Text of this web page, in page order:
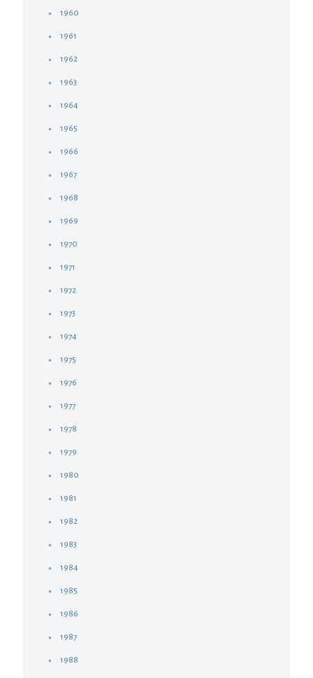
1960
1961
1962
1963
1964
1965
1966
1967
1968
1969
1970
1971
1972
1973
1974
1975
1976
1977
1978
1979
1980
1981
1982
1983
1984
1985
1986
1987
1988